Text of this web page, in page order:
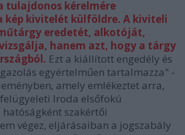
tulajdonos kérelmére
kép kivitelét külföldre. A kiviteli
eredetét, alkotóját,
hanem azt, hogy a tárgy
Ezt a kiállított engedély és
egyértelműen tartalmazza" -
amely emlékeztet arra,
Iroda elsőfokú
szakértői
végez, eljárásaiban a jogszabály